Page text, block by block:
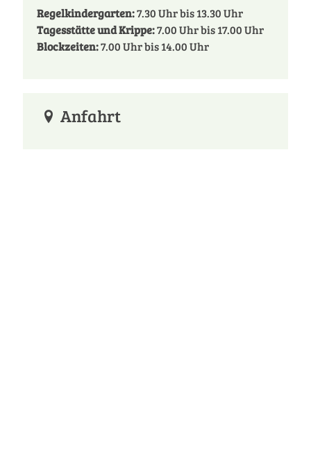
Regelkindergarten:7.30 Uhr bis 13.30 Uhr
Tagesstätte und Krippe:7.00 Uhr bis 17.00 Uhr
Blockzeiten:7.00 Uhr bis 14.00 Uhr
Anfahrt